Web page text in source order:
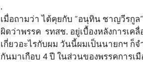
.
เมื่อถามว่า ได้คุยกับ “อนุทิน ชาญวีรกูล
ผิดว่าพรรค รทสช. อยู่เบื้องหลังการเค
เกี่ยวอะไรกับผม วันนี้ผมเป็นนายกฯ ก็
กันมาเกือบ 4 ปี ในส่วนของพรรคการเ